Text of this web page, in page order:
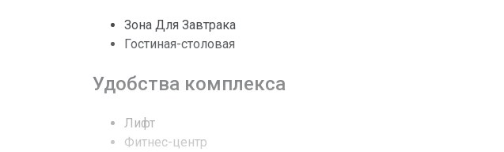
Полы
Безопасность
Зона Для Завтрака
Гостиная-столовая
Удобства комплекса
Лифт
Фитнес-центр